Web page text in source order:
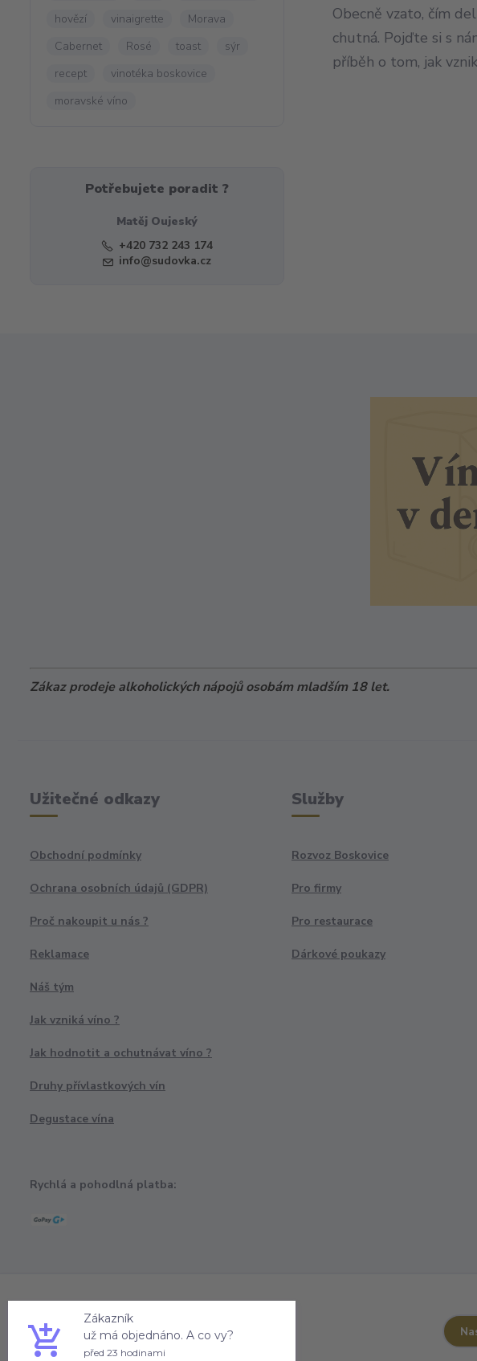
hovězí
vinaigrette
Morava
Cabernet
Rosé toast
sýr
recept
vinotéka boskovice
moravské víno
Potřebujete poradit ?
Matěj Oujeský
+420 732 243 174
info@sudovka.cz
Obecně vzato, čím
chutná. Pojďte si s
příběh o tom, jak
Zákaz prodeje alkoholických nápojů osobám mladším 18 let.
Užitečné odkazy
Obchodní podmínky
Ochrana osobních údajů (GDPR)
Proč nakoupit u nás ?
Reklamace
Náš tým
Jak vzniká víno ?
Jak hodnotit a ochutnávat víno ?
Druhy přívlastkových vín
Degustace vína
Rychlá a pohodlná platba:
Služby
Rozvoz Boskovice
Pro firmy
Pro restaurace
Dárkové poukazy
Zákazník
už má objednáno. A co vy?
před 23 hodinami